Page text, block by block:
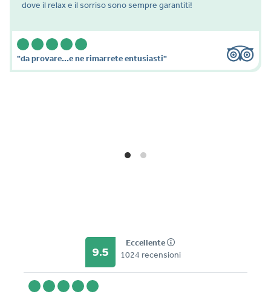
dove il relax e il sorriso sono sempre garantiti!
"da provare...e ne rimarrete entusiasti"
9.5
Eccellente
1024 recensioni